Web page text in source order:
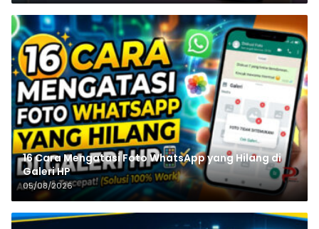
16 Cara Mengatasi Foto WhatsApp yang Hilang di
Galeri HP
05/08/2026